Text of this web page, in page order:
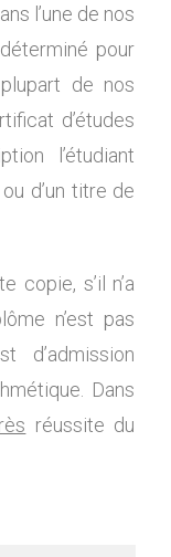
l’une de nos
pour
de nos
d’études
l’étudiant
d’un titre de
copie, s’il n’a
n’est pas
d’admission
Dans
réussite du